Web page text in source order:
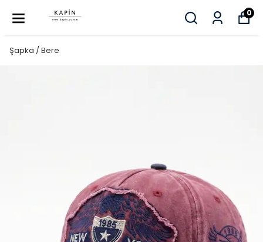
0
Şapka / Bere